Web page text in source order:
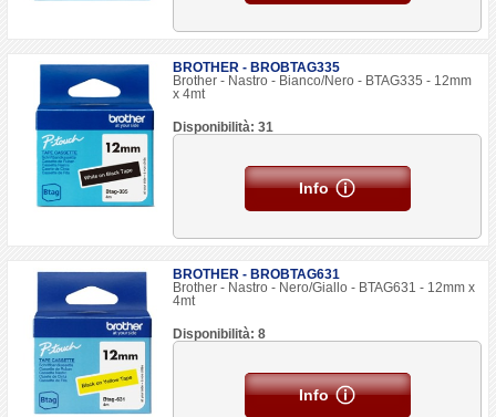
BROTHER - BROBTAG335
Brother - Nastro - Bianco/Nero - BTAG335 - 12mm
x 4mt
Disponibilità: 31
Info
BROTHER - BROBTAG631
Brother - Nastro - Nero/Giallo - BTAG631 - 12mm x
4mt
Disponibilità: 8
Info